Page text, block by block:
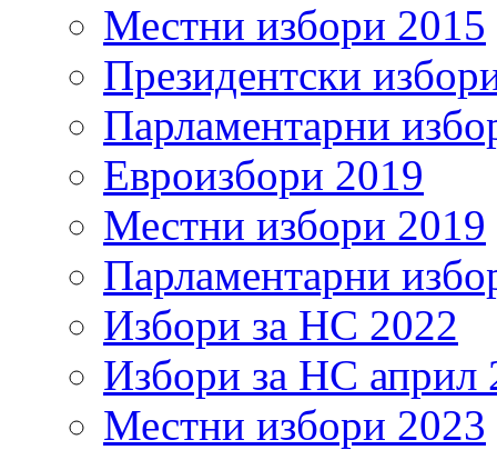
Местни избори 2015
Президентски
Парламентарни
Евроизбори 2019
Местни избори 2019
Парламентарни
Избори за НС 2022
Избори за НС април
Местни избори 2023